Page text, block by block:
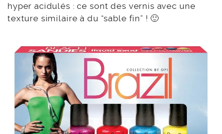
hyper acidulés : ce sont des vernis avec une
texture similaire à du “sable fin” ! 🙂